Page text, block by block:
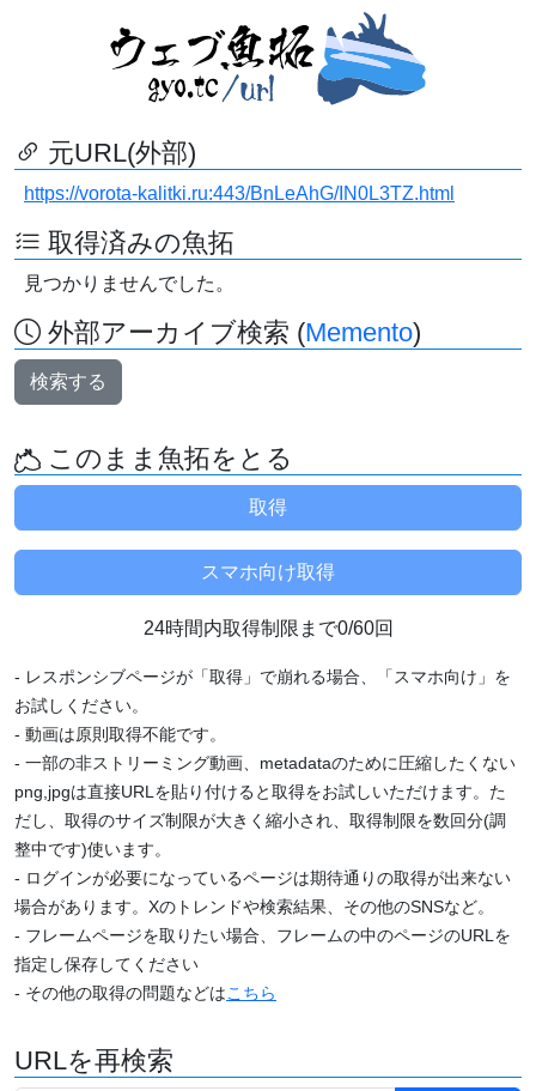
元URL(外部)
https://vorota-kalitki.ru:443/BnLeAhG/IN0L3TZ.html
取得済みの魚拓
見つかりませんでした。
外部アーカイブ検索 (Memento)
検索する
このまま魚拓をとる
24時間内取得制限まで0/60回
- レスポンシブページが「取得」で崩れる場合、「スマホ向け」を
お試しください。
- 動画は原則取得不能です。
- 一部の非ストリーミング動画、metadataのために圧縮したくない
png,jpgは直接URLを貼り付けると取得をお試しいただけます。た
だし、取得のサイズ制限が大きく縮小され、取得制限を数回分(調
整中です)使います。
- ログインが必要になっているページは期待通りの取得が出来ない
場合があります。Xのトレンドや検索結果、その他のSNSなど。
- フレームページを取りたい場合、フレームの中のページのURLを
指定し保存してください
- その他の取得の問題などはこちら
URLを再検索